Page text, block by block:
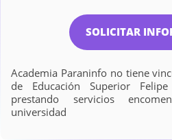
SOLICITAR
Academia Paraninfo no tiene
de Educación Superior
prestando servicios
universidad